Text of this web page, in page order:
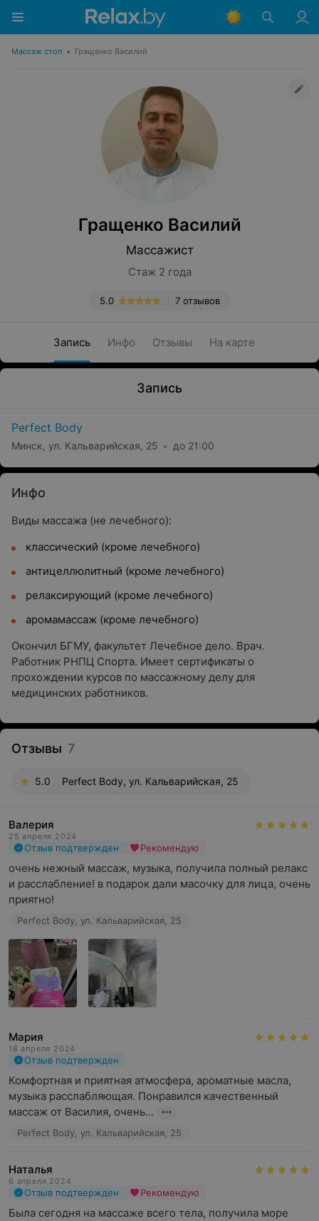
Массаж стоп • Гращенко Василий
Гращенко Василий
Массажист
Стаж 2 года
7 отзывов
5.0
Запись Инфо Отзывы На карте
Запись
Perfect Body
Минск, ул. Кальварийская, 25 до 21:00
Инфо
Виды массажа (не лечебного):
классический (кроме лечебного)
антицеллюлитный (кроме лечебного)
релаксирующий (кроме лечебного)
аромамассаж (кроме лечебного)
Окончил БГМУ, факультет Лечебное дело. Врач.
Работник РНПЦ Спорта. Имеет сертификаты о
прохождении курсов по массажному делу для
медицинских работников.
Отзывы 7
5.0 Perfect Body, ул. Кальварийская, 25
Валерия
25 апреля 2024
Отзыв подтвержден Рекомендую
очень нежный массаж, музыка, получила полный релакс
и расслабление! в подарок дали масочку для лица, очень
приятно!
Perfect Body, ул. Кальварийская, 25
Мария
18 апреля 2024
Отзыв подтвержден
Комфортная и приятная атмосфера, ароматные масла,
музыка расслабляющая. Понравился качественный
массаж от Василия, очень...
Perfect Body, ул. Кальварийская, 25
Наталья
6 апреля 2024
Отзыв подтвержден Рекомендую
Была сегодня на массаже всего тела, получила море